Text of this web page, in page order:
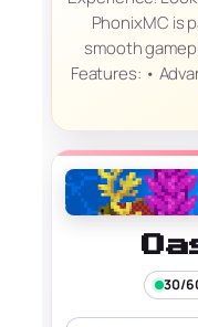
PhonixMC is
smooth
Features: •
30/